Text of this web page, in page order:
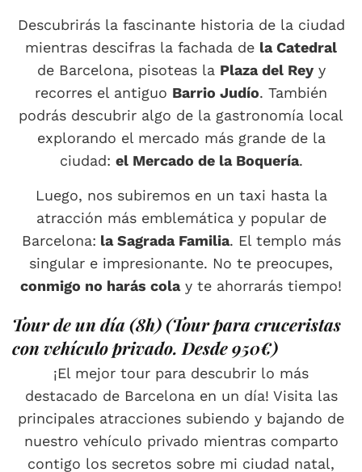
Descubrirás la fascinante historia de la ciudad
mientras descifras la fachada de la Catedral
de Barcelona, ​​pisoteas la Plaza del Reyy
recorres el antiguo Barrio Judío. También
podrás descubrir algo de la gastronomía local
explorando el mercado más grande de la
ciudad: el Mercado de la Boquería.
Luego, nos subiremos en un taxi hasta la
atracción más emblemática y popular de
Barcelona: la Sagrada Familia. El templo más
singular e impresionante. No te preocupes,
conmigo no harás colay te ahorrarás tiempo!
Tour de un día (8h) (Tour para cruceristas
con vehículo privado. Desde 950€)
¡El mejor tour para descubrir lo más
destacado de Barcelona en un día! Visita las
principales atracciones subiendo y bajando de
nuestro vehículo privado mientras comparto
contigo los secretos sobre mi ciudad natal,